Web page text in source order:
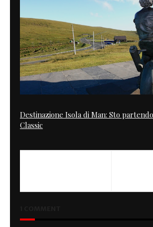
Destinazione Isola di Man: Sto
Classic